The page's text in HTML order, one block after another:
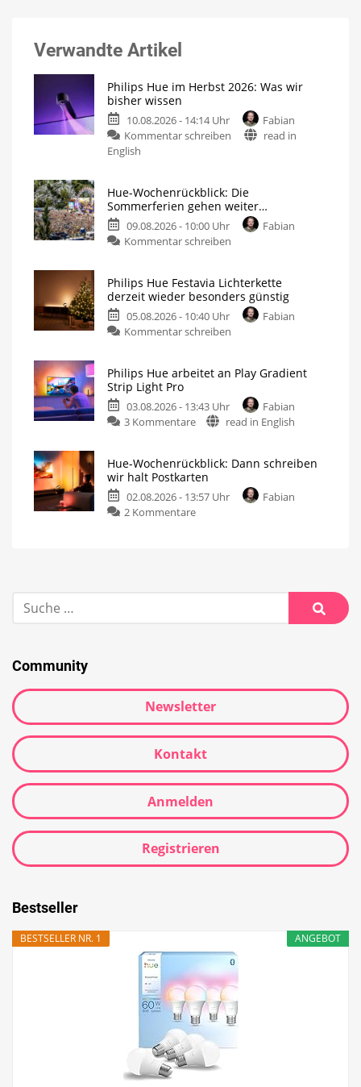
Verwandte Artikel
Philips Hue im Herbst 2026: Was wir
bisher wissen
10.08.2026 - 14:14 Uhr
Fabian
Kommentar schreiben
read in
English
Hue-Wochenrückblick: Die
Sommerferien gehen weiter…
09.08.2026 - 10:00 Uhr
Fabian
Kommentar schreiben
Philips Hue Festavia Lichterkette
derzeit wieder besonders günstig
05.08.2026 - 10:40 Uhr
Fabian
Kommentar schreiben
Philips Hue arbeitet an Play Gradient
Strip Light Pro
03.08.2026 - 13:43 Uhr
Fabian
3 Kommentare
read in English
Hue-Wochenrückblick: Dann schreiben
wir halt Postkarten
02.08.2026 - 13:57 Uhr
Fabian
2 Kommentare
Community
Newsletter
Kontakt
Anmelden
Registrieren
Bestseller
ANGEBOT
BESTSELLER NR. 1